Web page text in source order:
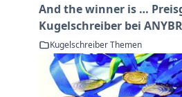
And the winner is …
Kugelschreiber bei
Kugelschreiber Themen